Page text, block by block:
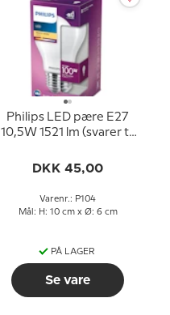
Philips LED pære E27
10,5W 1521 lm (svarer til
2700k (15000 timer)
DKK 45,00
Varenr.: P104
Mål: H: 10 cm x Ø: 6 cm
PÅ LAGER
Se vare